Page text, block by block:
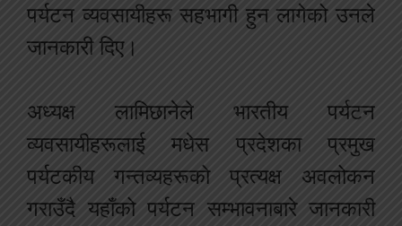
पर्यटन व्यवसायीहरू सहभागी हुन लागेको उनले
जानकारी दिए।
अध्यक्ष लामिछानेले भारतीय पर्यटन
व्यवसायीहरूलाई मधेस प्रदेशका प्रमुख
पर्यटकीय गन्तव्यहरूको प्रत्यक्ष अवलोकन
गराउँदै यहाँको पर्यटन सम्भावनाबारे जानकारी